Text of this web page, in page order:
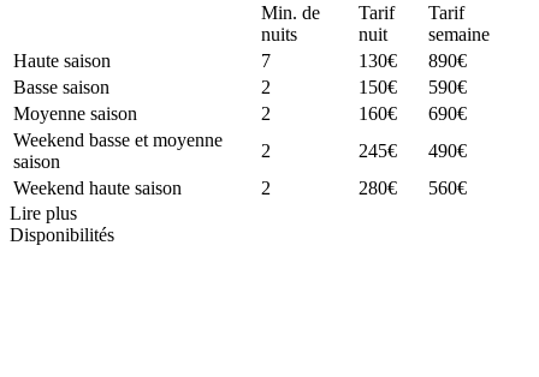
Min. de
nuits
Tarif
nuit
Tarif
semaine
Haute saison
7 130€
890€
Basse saison
2 150€
590€
Moyenne saison
2 160€
690€
Weekend basse et moyenne
saison
2 245€
490€
Weekend haute saison
2 280€
560€
Lire plus
Disponibilités